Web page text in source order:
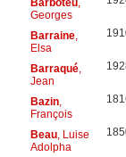
Georges
Barraine,
Elsa
Barraqué,
Jean
Bazin,
François
Beau, Luise
Adolpha